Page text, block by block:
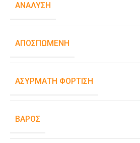
ΑΝΆΛΥΣΗ
ΑΠΟΣΠΏΜΕΝΗ
ΑΣΎΡΜΑΤΗ ΦΌΡΤΙΣΗ
ΒΆΡΟΣ